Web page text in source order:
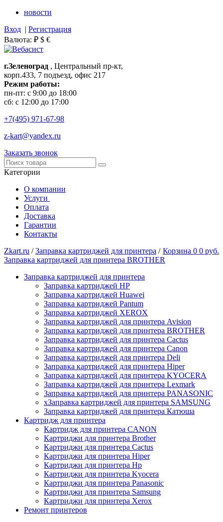
новости
Вход | Регистрация
Валюта: ₽ $ €
г.Зеленоград , Центральный пр-кт,
корп.433, 7 подъезд, офис 217
Режим работы:
пн-пт: с 9:00 до 18:00
сб: с 12:00 до 17:00
+7(495) 971-67-98
z-kart@yandex.ru
Заказать звонок
Категории
О компании
Услуги
Оплата
Доставка
Гарантии
Контакты
Корзина 0 0 руб.
Zkart.ru /Заправка картриджей для принтера /
Заправка картриджей для принтера BROTHER
Заправка картриджей для принтера
Заправка картриджей HP
Заправка картриджей Huawei
Заправка картриджей Pantum
Заправка картриджей XEROX
Заправка картриджей для принтера Avision
Заправка картриджей для принтера BROTHER
Заправка картриджей для принтера Cactus
Заправка картриджей для принтера Canon
Заправка картриджей для принтера Deli
Заправка картриджей для принтера Hiper
Заправка картриджей для принтера KYOCERA
Заправка картриджей для принтера Lexmark
Заправка картриджей для принтера PANASONIC
xЗаправка картриджей для принтера SAMSUNG
Заправка картриджей для принтера Катюша
Картридж для принтера
Картридж для принтера CANON
Картриджи для принтера Brother
Картриджи для принтера Cactus
Картриджи для принтера Hiper
Картриджи для принтера Hp
Картриджи для принтера Kyocera
Картриджи для принтера Panasonic
Картриджи для принтера Samsung
Картриджи для принтера Xerox
Ремонт принтеров